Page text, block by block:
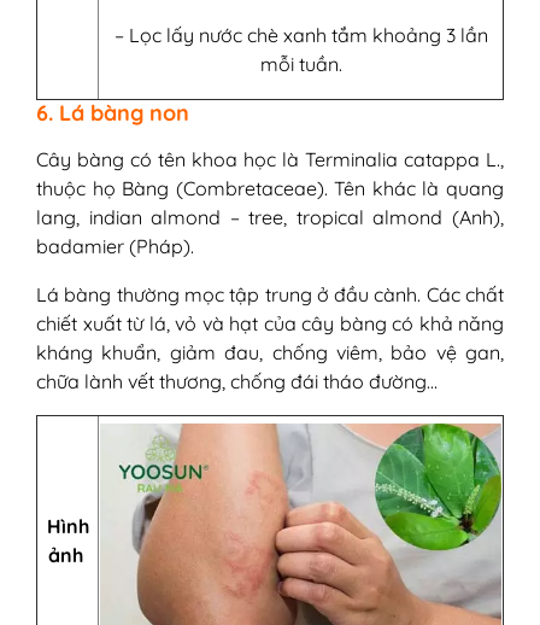
– Lọc lấy nước chè xanh tắm khoảng 3 lần
mỗi tuần.
6. Lá bàng non
Cây bàng có tên khoa học là Terminalia catappa L.,
thuộc họ Bàng (Combretaceae). Tên khác là quang
lang, indian almond – tree, tropical almond (Anh),
badamier (Pháp).
Lá bàng thường mọc tập trung ở đầu cành. Các chất
chiết xuất từ ​​lá, vỏ và hạt của cây bàng có khả năng
kháng khuẩn, giảm đau, chống viêm, bảo vệ gan,
chữa lành vết thương, chống đái tháo đường…
Hình
ảnh